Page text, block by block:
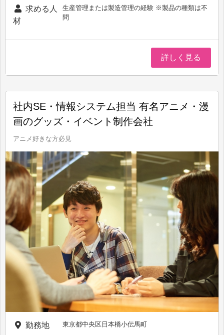
求める人
材
生産管理または製造管理の経験 ※製品の種類は不
問
詳しく見る
社内SE・情報システム担当 有名アニメ・漫
画のグッズ・イベント制作会社
アニメ好きな方必見
勤務地 東京都中央区日本橋小伝馬町